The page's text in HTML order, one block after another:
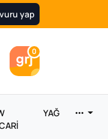
yap
0Araç sayısı
YAĞ